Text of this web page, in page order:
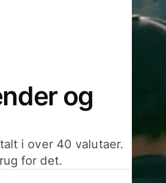
og
i over 40 valutaer.
for det.